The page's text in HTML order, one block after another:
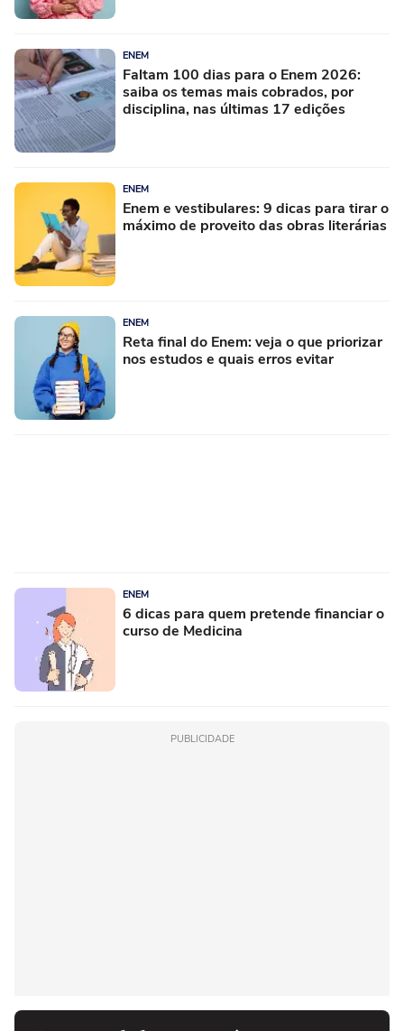
ENEM
Faltam 100 dias para o Enem 2026:
saiba os temas mais cobrados, por
disciplina, nas últimas 17 edições
ENEM
Enem e vestibulares: 9 dicas para tirar o
máximo de proveito das obras literárias
ENEM
Reta final do Enem: veja o que priorizar
nos estudos e quais erros evitar
ENEM
6 dicas para quem pretende financiar o
curso de Medicina
PUBLICIDADE